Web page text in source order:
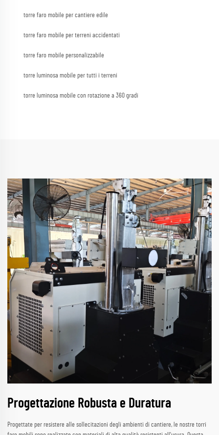
torre faro mobile per cantiere edile
torre faro mobile per terreni accidentati
torre faro mobile personalizzabile
torre luminosa mobile per tutti i terreni
torre luminosa mobile con rotazione a 360 gradi
Progettazione Robusta e Duratura
Progettate per resistere alle sollecitazioni degli ambienti di cantiere, le nostre torri